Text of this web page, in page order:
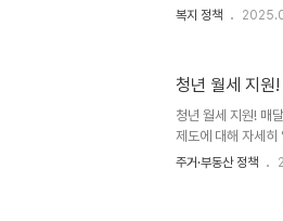
이 생애 첫 차로 전
추가 지원 (20%)지
능"청년층의 경제
복지 정책
청년 월세 지원
청년 월세 지원! 매
제도에 대해 자세히
은 청년들의 주거비
주거·부동산 정책